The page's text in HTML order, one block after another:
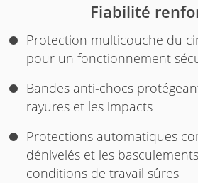
Fiabilité
Protection multicouche du
pour un fonctionnement
Bandes anti-chocs
rayures et les impacts
Protections automatiques
dénivelés et les
conditions de travail sûres